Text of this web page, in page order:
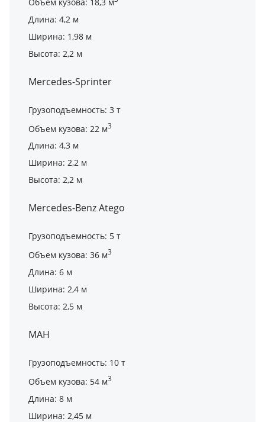
Длина: 4,2 м
Ширина: 1,98 м
Высота: 2,2 м
Mercedes-Sprinter
Грузоподъемность: 3 т
Объем кузова: 22 м3
Длина: 4,3 м
Ширина: 2,2 м
Высота: 2,2 м
Mercedes-Benz Atego
Грузоподъемность: 5 т
Объем кузова: 36 м3
Длина: 6 м
Ширина: 2,4 м
Высота: 2,5 м
МАН
Грузоподъемность: 10 т
Объем кузова: 54 м3
Длина: 8 м
Ширина: 2,45 м